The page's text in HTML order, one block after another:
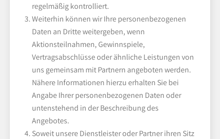
regelmäßig kontrolliert.
Weiterhin können wir Ihre personenbezogenen
Daten an Dritte weitergeben, wenn
Aktionsteilnahmen, Gewinnspiele,
Vertragsabschlüsse oder ähnliche Leistungen von
uns gemeinsam mit Partnern angeboten werden.
Nähere Informationen hierzu erhalten Sie bei
Angabe Ihrer personenbezogenen Daten oder
untenstehend in der Beschreibung des
Angebotes.
Soweit unsere Dienstleister oder Partner ihren Sitz